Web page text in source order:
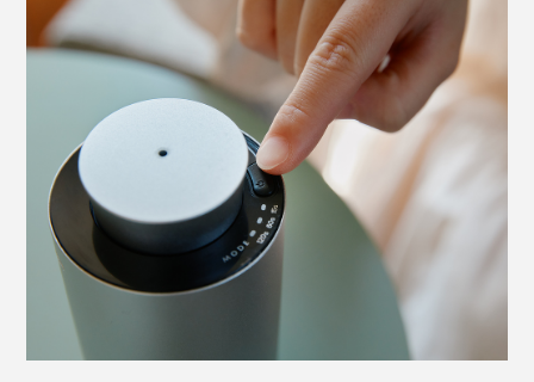
カラーは「シャンパンゴールド」「シルバー」「ブラッ
クゴールド」の3色。素材は高級感のある「アルミ合